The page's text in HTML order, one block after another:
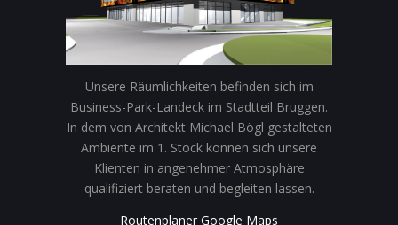
Unsere Räumlichkeiten befinden sich im
Business-Park-Landeck im Stadtteil Bruggen.
In dem von Architekt Michael Bögl gestalteten
Ambiente im 1. Stock können sich unsere
Klienten in angenehmer Atmosphäre
qualifiziert beraten und begleiten lassen.
Routenplaner Google Maps